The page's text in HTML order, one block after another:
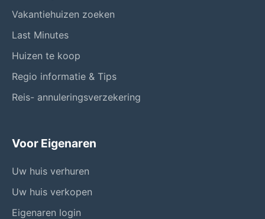
Vakantiehuizen zoeken
Last Minutes
Huizen te koop
Regio informatie & Tips
Reis- annuleringsverzekering
Voor Eigenaren
Uw huis verhuren
Uw huis verkopen
Eigenaren login